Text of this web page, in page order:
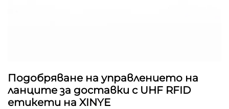
Подобряване на управлението на
ланците за доставки с UHF RFID
етикети на XINYE